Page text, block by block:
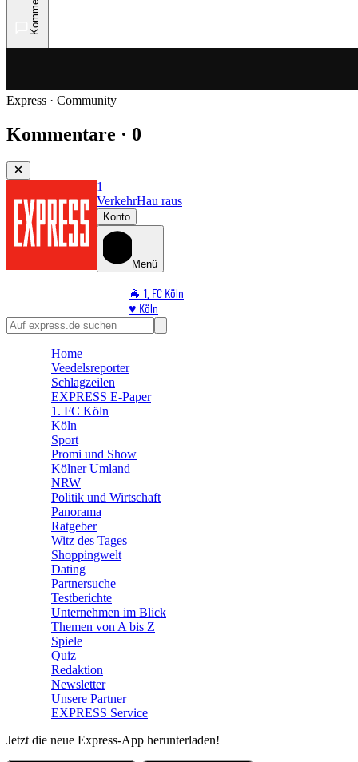
Express · Community
Kommentare · 0
1
VerkehrHau raus
Konto
Menü
🐐 1. FC Köln
♥️ Köln
⭐ Promi
🛒 Shoppingwelt
Home
Veedelsreporter
Schlagzeilen
EXPRESS E-Paper
1. FC Köln
Köln
Sport
Promi und Show
Kölner Umland
NRW
Politik und Wirtschaft
Panorama
Ratgeber
Witz des Tages
Shoppingwelt
Dating
Partnersuche
Testberichte
Unternehmen im Blick
Themen von A bis Z
Spiele
Quiz
Redaktion
Newsletter
Unsere Partner
EXPRESS Service
Jetzt die neue Express-App herunterladen!